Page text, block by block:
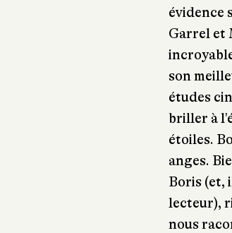
évidence
Garrel et
son
études
briller à
étoiles.
anges.
Boris (et,
lecteur),
nous